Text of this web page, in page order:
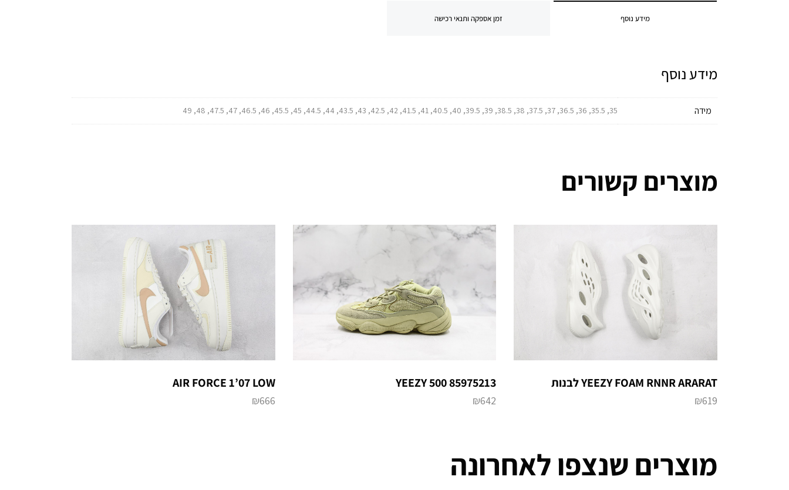
מידע נוסף זמן אספקה ותנאי רכישה
מידע נוסף
מידה 35, 35.5, 36, 36.5, 37, 37.5, 38, 38.5, 39, 39.5, 40, 40.5, 41, 41.5, 42, 42.5, 43, 43.5, 44, 44.5, 45, 45.5, 46, 46.5, 47, 47.5, 48, 49
מוצרים קשורים
YEEZY FOAM RNNR ARARAT לבנות
₪619
YEEZY 500 85975213
₪642
AIR FORCE 1’07 LOW
₪666
מוצרים שנצפו לאחרונה